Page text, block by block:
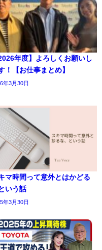
2026年度】よろしくお願いし
！【お仕事まとめ】
年3月30日
マ時間って意外とはかどる
いう話
年3月30日